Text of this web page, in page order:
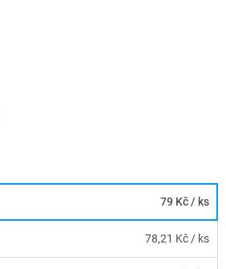
79 Kč/ ks
78,21 Kč/ ks